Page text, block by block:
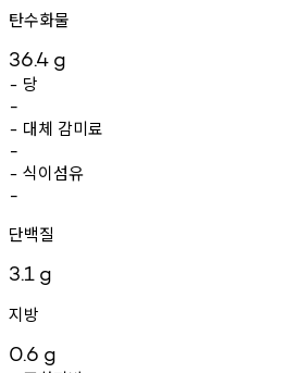
탄수화물
36.4 g
- 당
-
- 대체 감미료
-
- 식이섬유
-
단백질
3.1 g
지방
0.6 g